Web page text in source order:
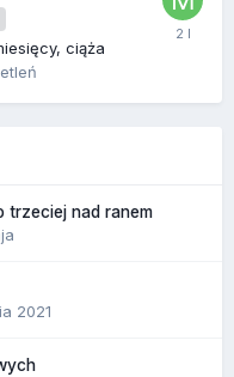
ciąża
trzeciej nad ranem
2021